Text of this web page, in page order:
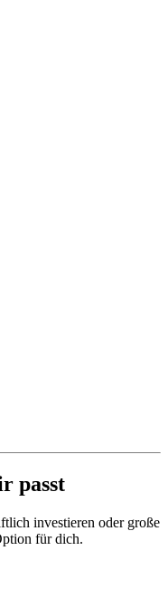
passt
investieren oder große
für dich.